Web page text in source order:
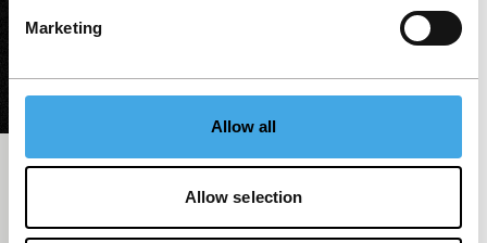
Marketing
Allow all
Allow selection
Exit
Short: As Long As It Takes
De choreografie van de bewegingen van de massa,